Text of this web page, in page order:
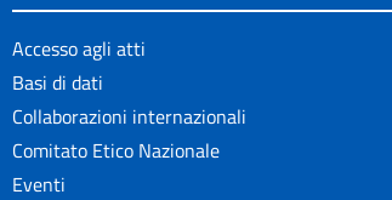
Accesso agli atti
Basi di dati
Collaborazioni internazionali
Comitato Etico Nazionale
Eventi